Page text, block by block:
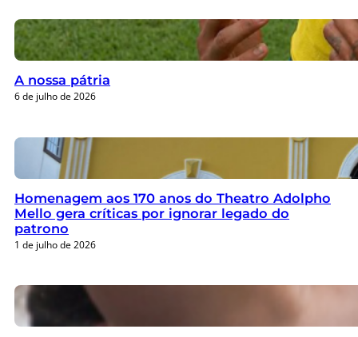
A nossa pátria
6 de julho de 2026
Homenagem aos 170 anos do Theatro Adolpho
Mello gera críticas por ignorar legado do
patrono
1 de julho de 2026